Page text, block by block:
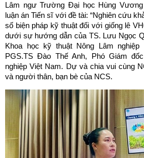
Lâm ngư Trường Đại học Hùng
luận án Tiến sĩ với đề tài: “Nghiên cứu
số biện pháp kỹ thuật đối với giống lê
dưới sự hướng dẫn của TS. Lưu Ngọc
Khoa học kỹ thuật Nông Lâm
PGS.TS Đào Thế Anh, Phó Giám
nghiệp Việt Nam. Dự và chia vui cùng
và người thân, bạn bè của NCS.